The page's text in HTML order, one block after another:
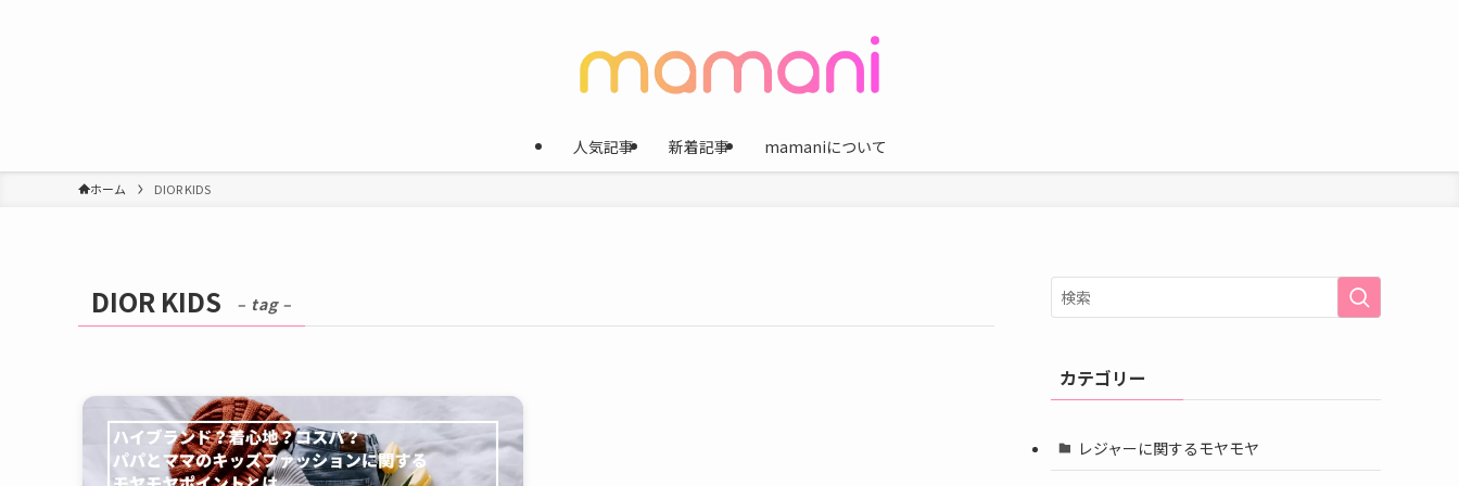
人気記事 新着記事 mamaniについて
ホーム DIOR KIDS
DIOR KIDS – tag –
カテゴリー
レジャーに関するモヤモヤ